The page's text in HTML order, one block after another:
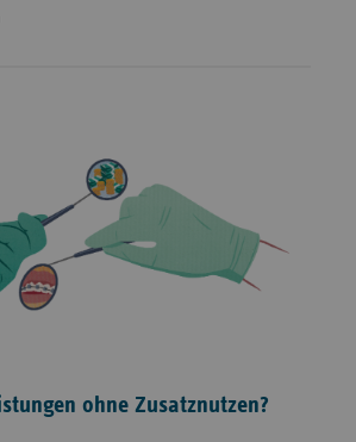
ohne Zusatznutzen?